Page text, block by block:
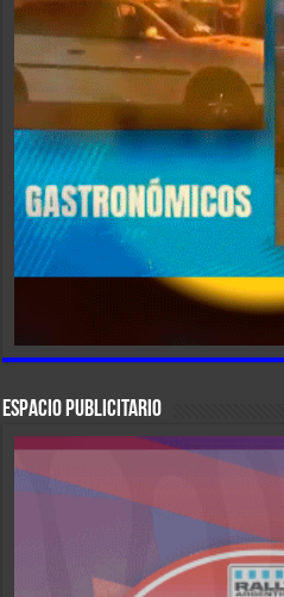
ESPACIO PUBLICITARIO